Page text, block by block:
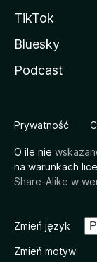
TikTok
Bluesky
Podcast
Prywatność
O ile nie
na warunkach
Share-Alike w
Zmień język
Zmień motyw